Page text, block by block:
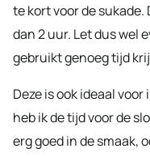
te kort voor de
dan 2 uur. Let dus wel
gebruikt genoeg tijd
Deze is ook ideaal
heb ik de tijd voor de
erg goed in de smaak,